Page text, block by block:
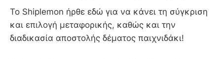
To Shiplemon ήρθε εδώ για να κάνει τη σύγκριση
και επιλογή μεταφορικής, καθώς και την
διαδικασία αποστολής δέματος παιχνιδάκι!